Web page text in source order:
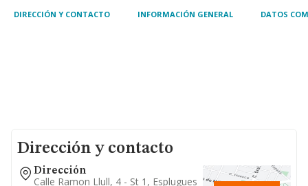
DIRECCIÓN Y CONTACTO INFORMACIÓN GENERAL DATOS
Dirección y contacto
Dirección
Calle Ramon Llull, 4 - St 1, Esplugues